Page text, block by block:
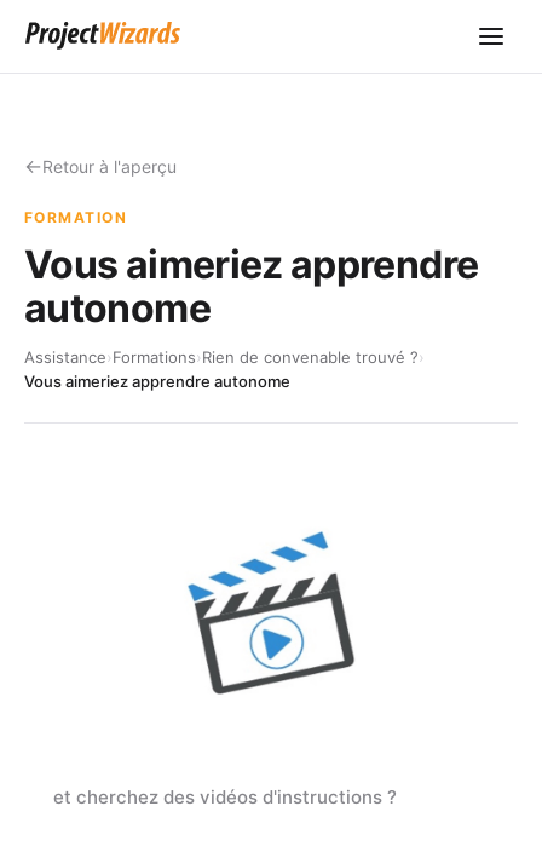
Retour à l'aperçu
FORMATION
Vous aimeriez apprendre
autonome
Assistance›Formations›Rien de convenable trouvé ?›
Vous aimeriez apprendre autonome
et cherchez des vidéos d'instructions ?